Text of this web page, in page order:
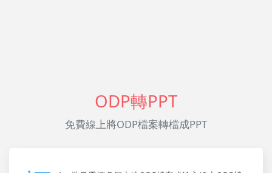
ODP轉PPT
免費線上將ODP檔案轉檔成PPT